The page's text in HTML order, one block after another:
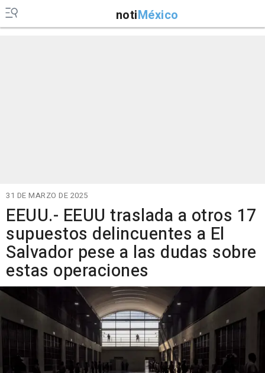
notiMéxico
31 DE MARZO DE 2025
EEUU.- EEUU traslada a otros 17
supuestos delincuentes a El
Salvador pese a las dudas sobre
estas operaciones